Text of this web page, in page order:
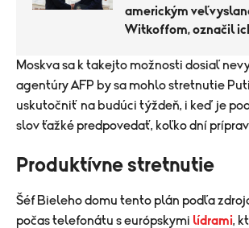
americkým
Witkoffom, označil
Moskva sa k takejto možnosti dosiaľ
agentúry AFP by sa mohlo stretnutie
uskutočniť na budúci týždeň, i keď je
slov ťažké predpovedať, koľko dní
Produktívne stretnutie
Šéf Bieleho domu tento plán podľa
počas telefonátu s európskymi lídrami,